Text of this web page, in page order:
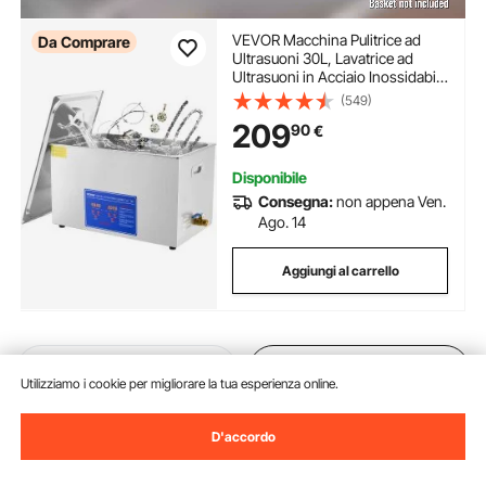
Da Comprare
VEVOR Macchina Pulitrice ad
Ultrasuoni 30L, Lavatrice ad
Ultrasuoni in Acciaio Inossidabile
Multifunzione con Timer Digitale,
Pulitrice Professionale per
Occhiali Orologi Gioielli
Laboratorio
(549)
20990€
Disponibile
Consegna:non appena Ven.
Ago. 14
Aggiungi al carrello
Potrebbe piacerti anche
Utilizziamo i cookie per migliorare la tua esperienza online.
D'accordo